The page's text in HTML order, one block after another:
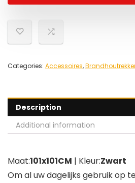
Categories: Accessoires,
Description
Additional information
Maat:101x101CM | Kleur:Zwart
Om al uw dagelijks gebruik op